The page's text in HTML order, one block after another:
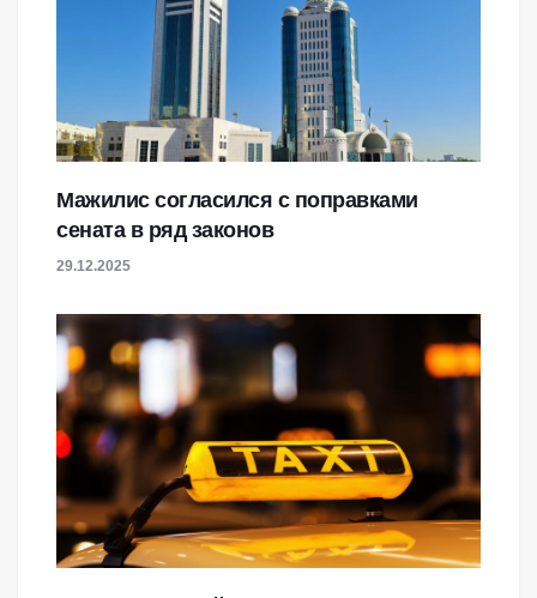
Мажилис согласился с поправками
сената в ряд законов
29.12.2025